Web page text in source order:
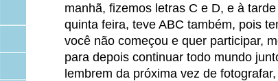
manhã, fizemos letras C e D, e à
quinta feira, teve ABC também, pois
você não começou e quer participar,
para depois continuar todo mundo
lembrem da próxima vez de